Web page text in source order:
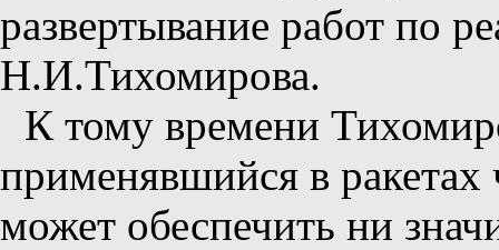
развертывание работ по
Н.И.Тихомирова.
К тому времени
применявшийся в
может обеспечить ни